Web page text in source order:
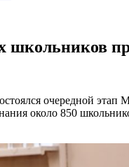
школьников
очередной
около 850